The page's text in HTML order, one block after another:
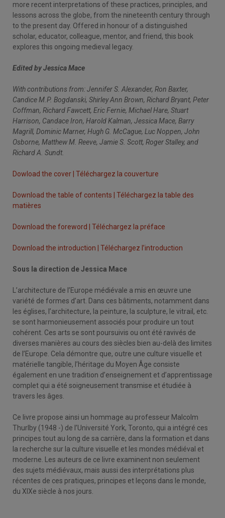
more recent interpretations of these practices, principles, and
lessons across the globe, from the nineteenth century through
to the present day. Offered in honour of a distinguished
scholar, educator, colleague, mentor, and friend, this book
explores this ongoing medieval legacy.
Edited by Jessica Mace
With contributions from: Jennifer S. Alexander, Ron Baxter,
Candice M.P. Bogdanski, Shirley Ann Brown, Richard Bryant, Peter
Coffman, Richard Fawcett, Eric Fernie, Michael Hare, Stuart
Harrison, Candace Iron, Harold Kalman, Jessica Mace, Barry
Magrill, Dominic Marner, Hugh G. McCague, Luc Noppen, John
Osborne, Matthew M. Reeve, Jamie S. Scott, Roger Stalley, and
Richard A. Sundt.
Dowload the cover | Téléchargez la couverture
Download the table of contents | Téléchargez la table des
matières
Download the foreword | Téléchargez la préface
Download the introduction | Téléchargez l’introduction
Sous la direction de Jessica Mace
L’architecture de l’Europe médiévale a mis en œuvre une
variété de formes d’art. Dans ces bâtiments, notamment dans
les églises, l’architecture, la peinture, la sculpture, le vitrail, etc.
se sont harmonieusement associés pour produire un tout
cohérent. Ces arts se sont poursuivis ou ont été ravivés de
diverses manières au cours des siècles bien au-delà des limites
de l’Europe. Cela démontre que, outre une culture visuelle et
matérielle tangible, l’héritage du Moyen Âge consiste
également en une tradition d’enseignement et d’apprentissage
complet qui a été soigneusement transmise et étudiée à
travers les âges.
Ce livre propose ainsi un hommage au professeur Malcolm
Thurlby (1948 -) de l’Université York, Toronto, qui a intégré ces
principes tout au long de sa carrière, dans la formation et dans
la recherche sur la culture visuelle et les mondes médiéval et
moderne. Les auteurs de ce livre examinent non seulement
des sujets médiévaux, mais aussi des interprétations plus
récentes de ces pratiques, principes et leçons dans le monde,
du XIXe siècle à nos jours.